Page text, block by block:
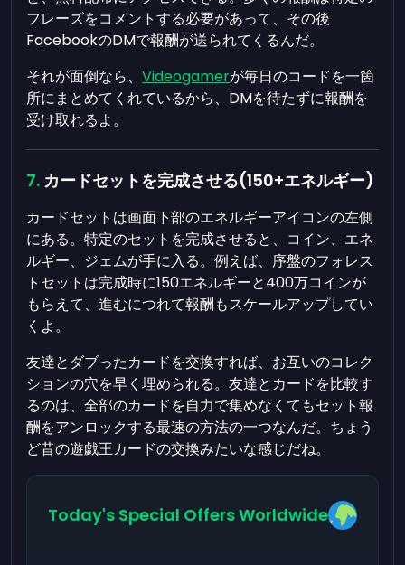
フレーズをコメントする必要があって、その後
FacebookのDMで報酬が送られてくるんだ。
それが面倒なら、Videogamerが毎日のコードを一箇
所にまとめてくれているから、DMを待たずに報酬を
受け取れるよ。
カードセットを完成させる(150+エネルギー)
カードセットは画面下部のエネルギーアイコンの左側
にある。特定のセットを完成させると、コイン、エネ
ルギー、ジェムが手に入る。例えば、序盤のフォレス
トセットは完成時に150エネルギーと400万コインが
もらえて、進むにつれて報酬もスケールアップしてい
くよ。
友達とダブったカードを交換すれば、お互いのコレク
ションの穴を早く埋められる。友達とカードを比較す
るのは、全部のカードを自力で集めなくてもセット報
酬をアンロックする最速の方法の一つなんだ。ちょう
ど昔の遊戯王カードの交換みたいな感じだね。
Today's Special Offers Worldwide